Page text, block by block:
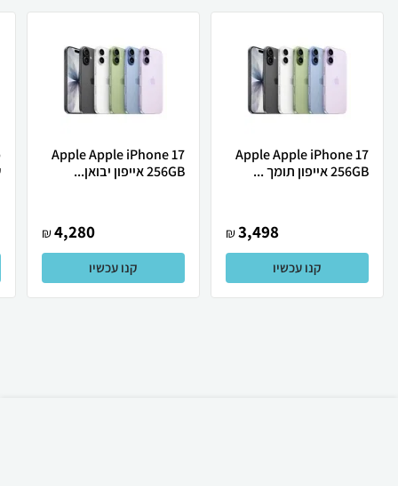
Apple Apple iPhone 17
256GB אייפון תומך ...
3,498
₪
קנו עכשיו
Apple Apple iPhone 17
256GB אייפון יבואן...
4,280
₪
קנו עכשיו